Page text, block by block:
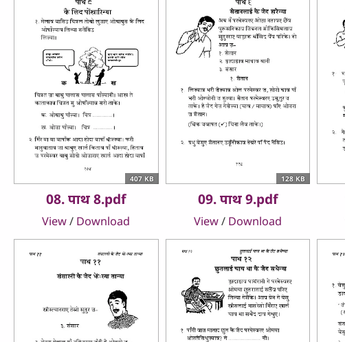
407 KB
08. पाथ 8.pdf
View/ Download
128 KB
09. पाथ 9.pdf
View/ Download